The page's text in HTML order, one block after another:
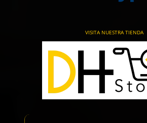
VISITA NUESTRA TIENDA